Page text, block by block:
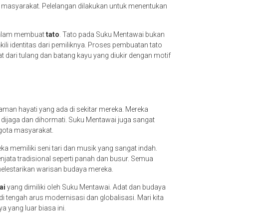
Pelelangan dilakukan untuk menentukan
membuattato . Tato pada Suku Mentawai bukan
identitas dari pemiliknya. Proses pembuatan tato
dari tulang dan batang kayu yang diukir dengan motif
hayati yang ada di sekitar mereka. Mereka
dan dihormati. Suku Mentawai juga sangat
masyarakat.
memiliki seni tari dan musik yang sangat indah.
tradisional seperti panah dan busur. Semua
warisan budaya mereka.
yang dimiliki oleh Suku Mentawai. Adat dan budaya
tengah arus modernisasi dan globalisasi. Mari kita
yang luar biasa ini.